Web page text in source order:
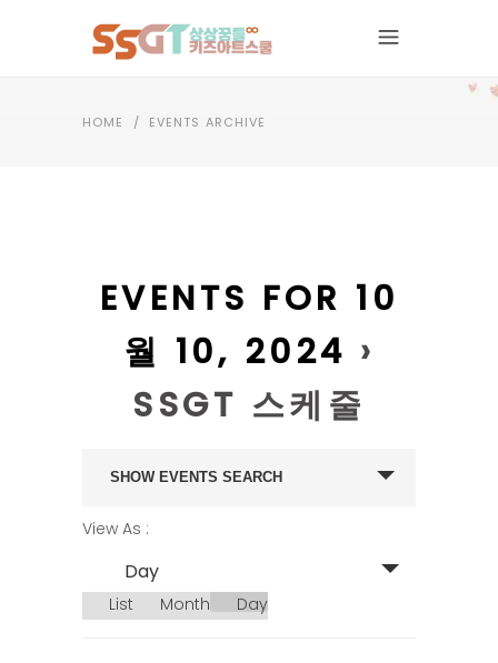
HOME / EVENTS ARCHIVE
EVENTS FOR 10
월 10, 2024 ›
SSGT 스케줄
EVENTS
SEARCH
AND
VIEWS
NAVIGATION
SHOW EVENTS SEARCH
EVENT
VIEWS
NAVIGATION
View As
Day
List Month Day